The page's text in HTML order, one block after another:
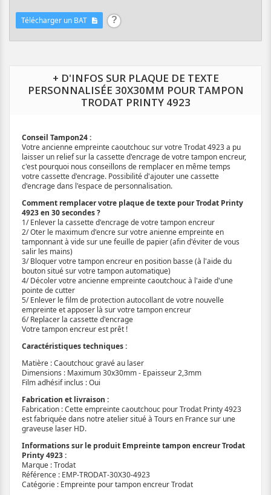
Télécharger un BAT
+ D'INFOS SUR PLAQUE DE TEXTE
PERSONNALISÉE 30X30MM POUR TAMPON
TRODAT PRINTY 4923
Conseil Tampon24 :
Votre ancienne empreinte caoutchouc sur votre Trodat 4923 a pu
laisser un relief sur la cassette d'encrage de votre tampon encreur,
c'est pourquoi nous conseillons de remplacer en même temps
votre cassette d'encrage. Possibilité d'ajouter une cassette
d'encrage dans l'espace de personnalisation.
Comment remplacer votre plaque de texte pour Trodat Printy
4923 en 30 secondes ?
1/ Enlever la cassette d'encrage de votre tampon encreur
2/ Oter le maximum d'encre sur votre anienne empreinte en
tamponnant à vide sur une feuille de papier (afin d'éviter de vous
salir les mains)
3/ Bloquer votre tampon encreur en position basse (à l'aide du
bouton situé sur votre tampon automatique)
4/ Décoler votre ancienne empreinte caoutchouc à l'aide d'une
pointe de cutter
5/ Enlever le film de protection autocollant de votre nouvelle
empreinte et apposer là sur votre tampon encreur
6/ Replacer la cassette d'encrage
Votre tampon encreur est prêt !
Caractéristiques techniques :
Matière : Caoutchouc gravé au laser
Dimensions : Maximum 30x30mm - Epaisseur 2,3mm
Film adhésif inclus : Oui
Fabrication et livraison :
Fabrication : Cette empreinte caoutchouc pour Trodat Printy 4923
est fabriquée dans notre atelier situé à Tours en France sur une
graveuse laser HD.
Informations sur le produit Empreinte tampon encreur Trodat
Printy 4923 :
Marque : Trodat
Référence : EMP-TRODAT-30X30-4923
Catégorie : Empreinte pour tampon encreur Trodat